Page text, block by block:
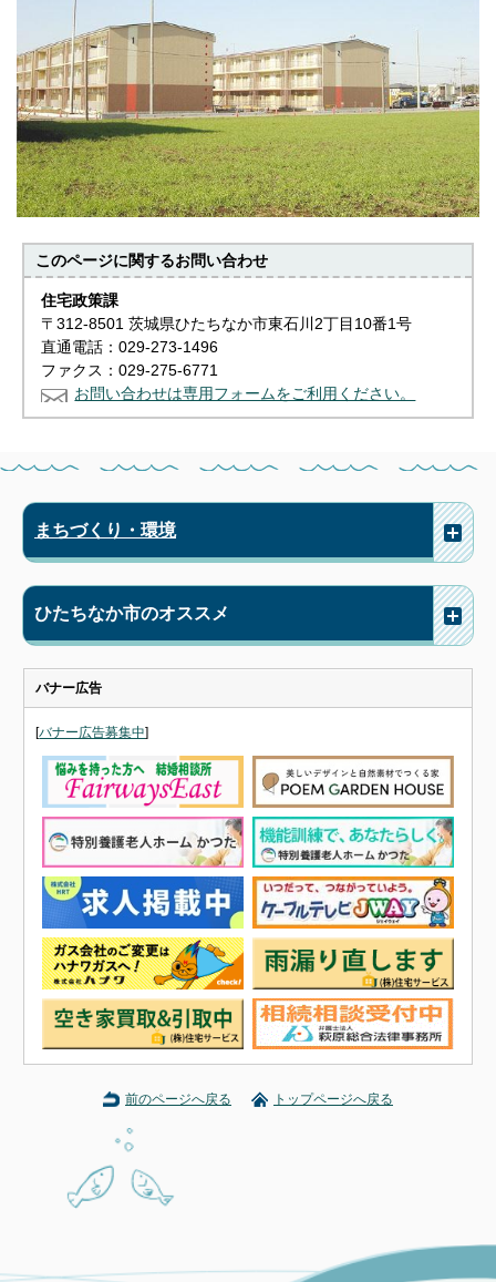
このページに関するお問い合わせ
住宅政策課
〒312-8501 茨城県ひたちなか市東石川2丁目10番1号
直通電話：029-273-1496
ファクス：029-275-6771
お問い合わせは専用フォームをご利用ください。
まちづくり・環境
ひたちなか市のオススメ
バナー広告
[バナー広告募集中]
前のページへ戻る トップページへ戻る